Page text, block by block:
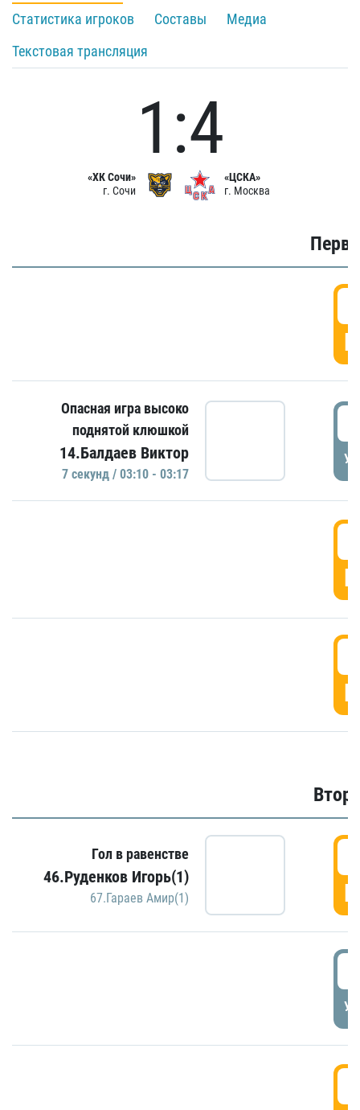
Статистика игроков
Составы
Медиа
Текстовая трансляция
«ХК Сочи»
г. Сочи
1:4
«ЦСКА»
г. Москва
Опасная игра высоко
поднятой клюшкой
14.Балдаев Виктор
7 секунд / 03:10 - 03:17
Гол в равенстве
46.Руденков Игорь(1)
67.Гараев Амир(1)